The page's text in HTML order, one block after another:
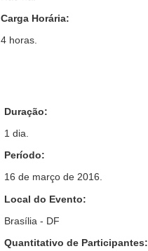
Carga Horária:
4 horas.
Duração:
1 dia.
Período:
16 de março de 2016.
Local do Evento:
Brasília - DF
Quantitativo de Participantes: